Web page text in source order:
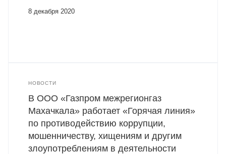
8 декабря 2020
НОВОСТИ
В ООО «Газпром межрегионгаз
Махачкала» работает «Горячая линия»
по противодействию коррупции,
мошенничеству, хищениям и другим
злоупотреблениям в деятельности